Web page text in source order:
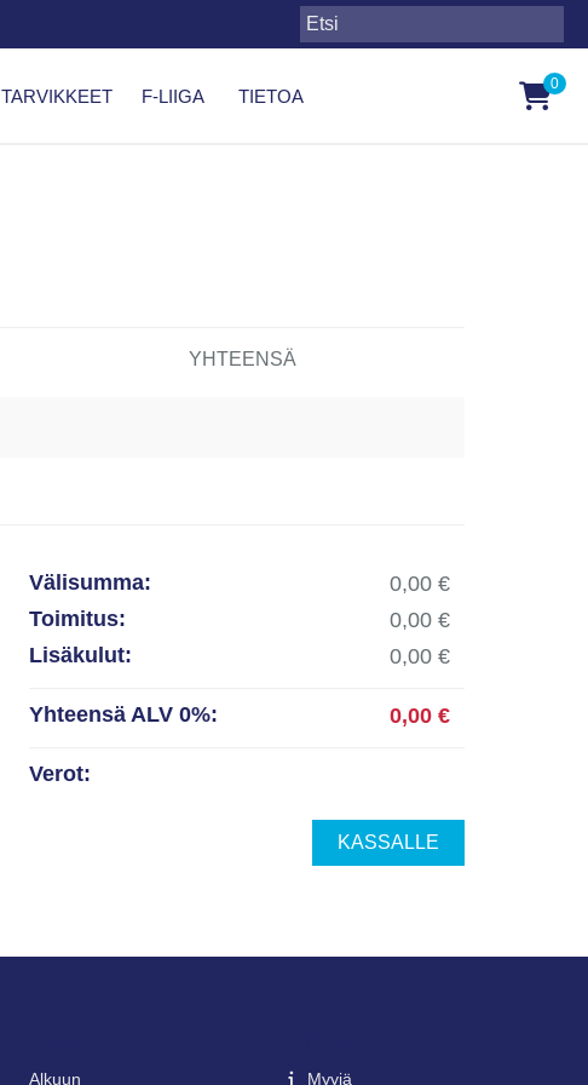
0
TARVIKKEET F-LIIGA TIETOA
YHTEENSÄ
Välisumma:
Toimitus:
Lisäkulut:
Yhteensä ALV 0%:
Verot:
KASSALLE
Alkuun Myyjä